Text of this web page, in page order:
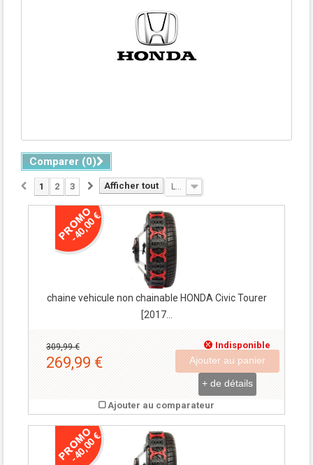
Comparer (0)
Afficher tout
1 2 3 Le moins cher
-40,00 €
chaine vehicule non chainable HONDA Civic Tourer
[2017...
Indisponible
309,99 €
269,99 € Ajouter au panier
+ de détails
Ajouter au comparateur
-40,00 €